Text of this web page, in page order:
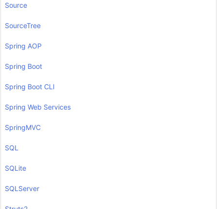
Source
SourceTree
Spring AOP
Spring Boot
Spring Boot CLI
Spring Web Services
SpringMVC
SQL
SQLite
SQLServer